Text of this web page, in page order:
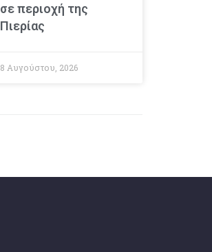
σε περιοχή της
Πιερίας
8 Αυγούστου, 2026